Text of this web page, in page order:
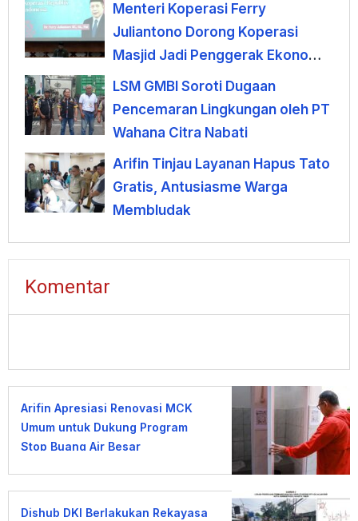
Menteri Koperasi Ferry
Juliantono Dorong Koperasi
Masjid Jadi Penggerak Ekonomi
Umat
LSM GMBI Soroti Dugaan
Pencemaran Lingkungan oleh PT
Wahana Citra Nabati
Arifin Tinjau Layanan Hapus Tato
Gratis, Antusiasme Warga
Membludak
Komentar
Arifin Apresiasi Renovasi MCK
Umum untuk Dukung Program
Stop Buang Air Besar
Dishub DKI Berlakukan Rekayasa